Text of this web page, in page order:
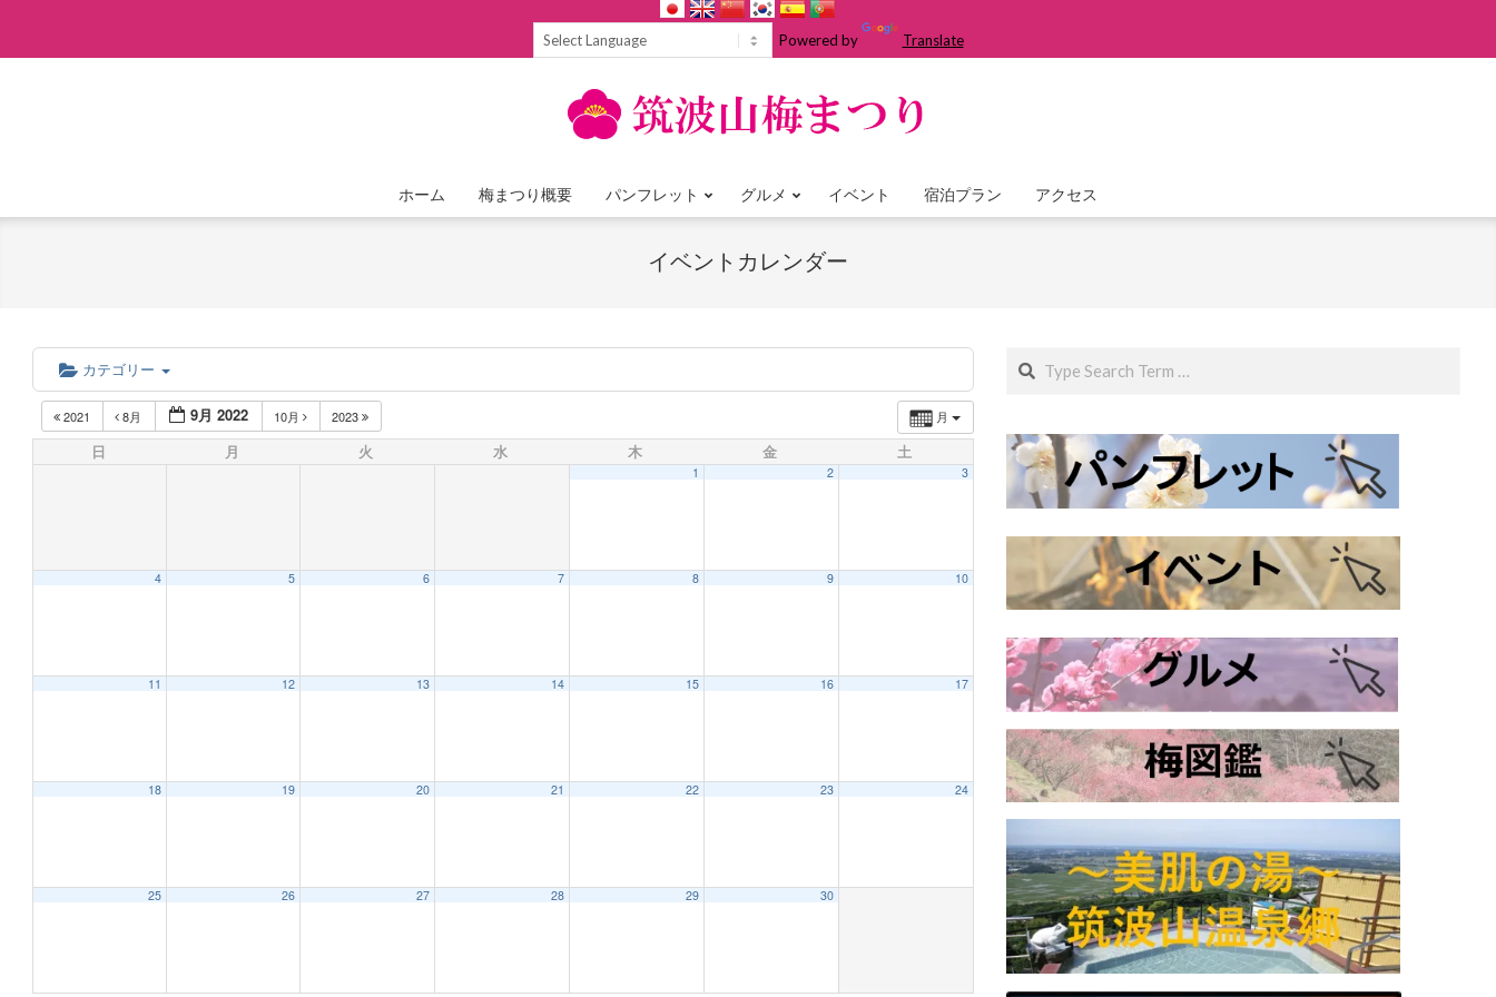
Powered by Translate
Primary
Menu
ホーム 梅まつり概要 パンフレット グルメ イベント 宿泊プラン アクセス
イベントカレンダー
カテゴリー
月
2021 8月 9月 2022 10月 2023
日 月 火 水 木 金 土
1 2 3
4 5 6 7 8 9 10
11 12 13 14 15 16 17
18 19 20 21 22 23 24
25 26 27 28 29 30
4:00 AM
Search